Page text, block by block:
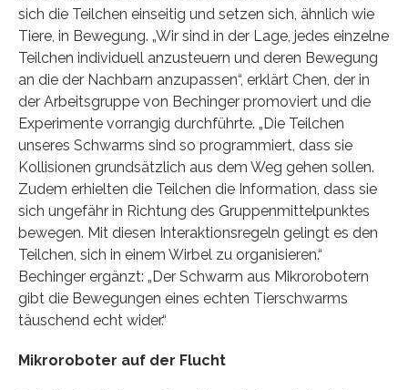
sich die Teilchen einseitig und setzen sich, ähnlich wie
Tiere, in Bewegung. „Wir sind in der Lage, jedes einzelne
Teilchen individuell anzusteuern und deren Bewegung
an die der Nachbarn anzupassen“, erklärt Chen, der in
der Arbeitsgruppe von Bechinger promoviert und die
Experimente vorrangig durchführte. „Die Teilchen
unseres Schwarms sind so programmiert, dass sie
Kollisionen grundsätzlich aus dem Weg gehen sollen.
Zudem erhielten die Teilchen die Information, dass sie
sich ungefähr in Richtung des Gruppenmittelpunktes
bewegen. Mit diesen Interaktionsregeln gelingt es den
Teilchen, sich in einem Wirbel zu organisieren.“
Bechinger ergänzt: „Der Schwarm aus Mikrorobotern
gibt die Bewegungen eines echten Tierschwarms
täuschend echt wider.“
Mikroroboter auf der Flucht